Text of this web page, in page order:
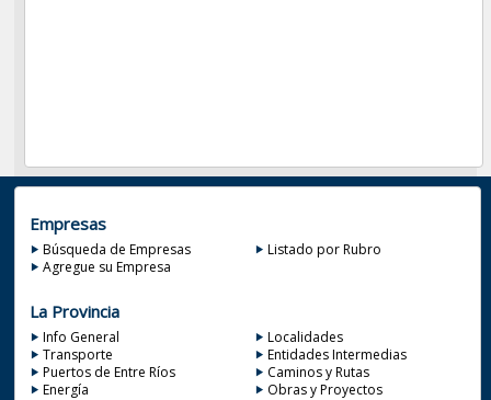
Empresas
Búsqueda de Empresas
Listado por Rubro
Agregue su Empresa
La Provincia
Info General
Localidades
Transporte
Entidades Intermedias
Puertos de Entre Ríos
Caminos y Rutas
Energía
Obras y Proyectos